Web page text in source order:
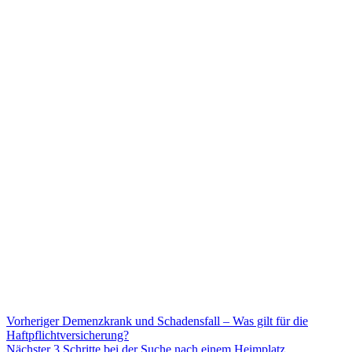
Beitragsnavigation
Vorheriger Vorheriger
Beitrag:
Demenzkrank und Schadensfall – Was gilt für die
Haftpflichtversicherung?
Nächster Nächster
3 Schritte bei der Suche nach einem Heimplatz